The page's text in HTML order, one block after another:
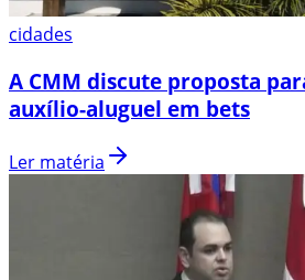
cidades
A CMM discute proposta
auxílio-aluguel em bets
Ler matéria